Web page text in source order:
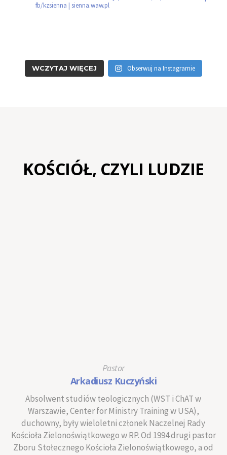
fb/kzsienna | sienna.waw.pl
WCZYTAJ WIĘCEJ Obserwuj na Instagramie
KOŚCIÓŁ, CZYLI LUDZIE
Pastor
Arkadiusz Kuczyński
Absolwent studiów teologicznych (WST i ChAT w
Warszawie, Center for Ministry Training w USA),
duchowny, były wieloletni członek Naczelnej Rady
Kościoła Zielonoświątkowego w RP. Od 1994 drugi pastor
Zboru Stołecznego Kościoła Zielonoświątkowego, a od